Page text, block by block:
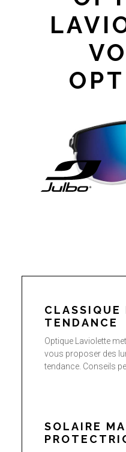
CLASSIQUE
TENDANCE
Optique Laviolette
vous proposer des
tendance. Conseils
SOLAIRE